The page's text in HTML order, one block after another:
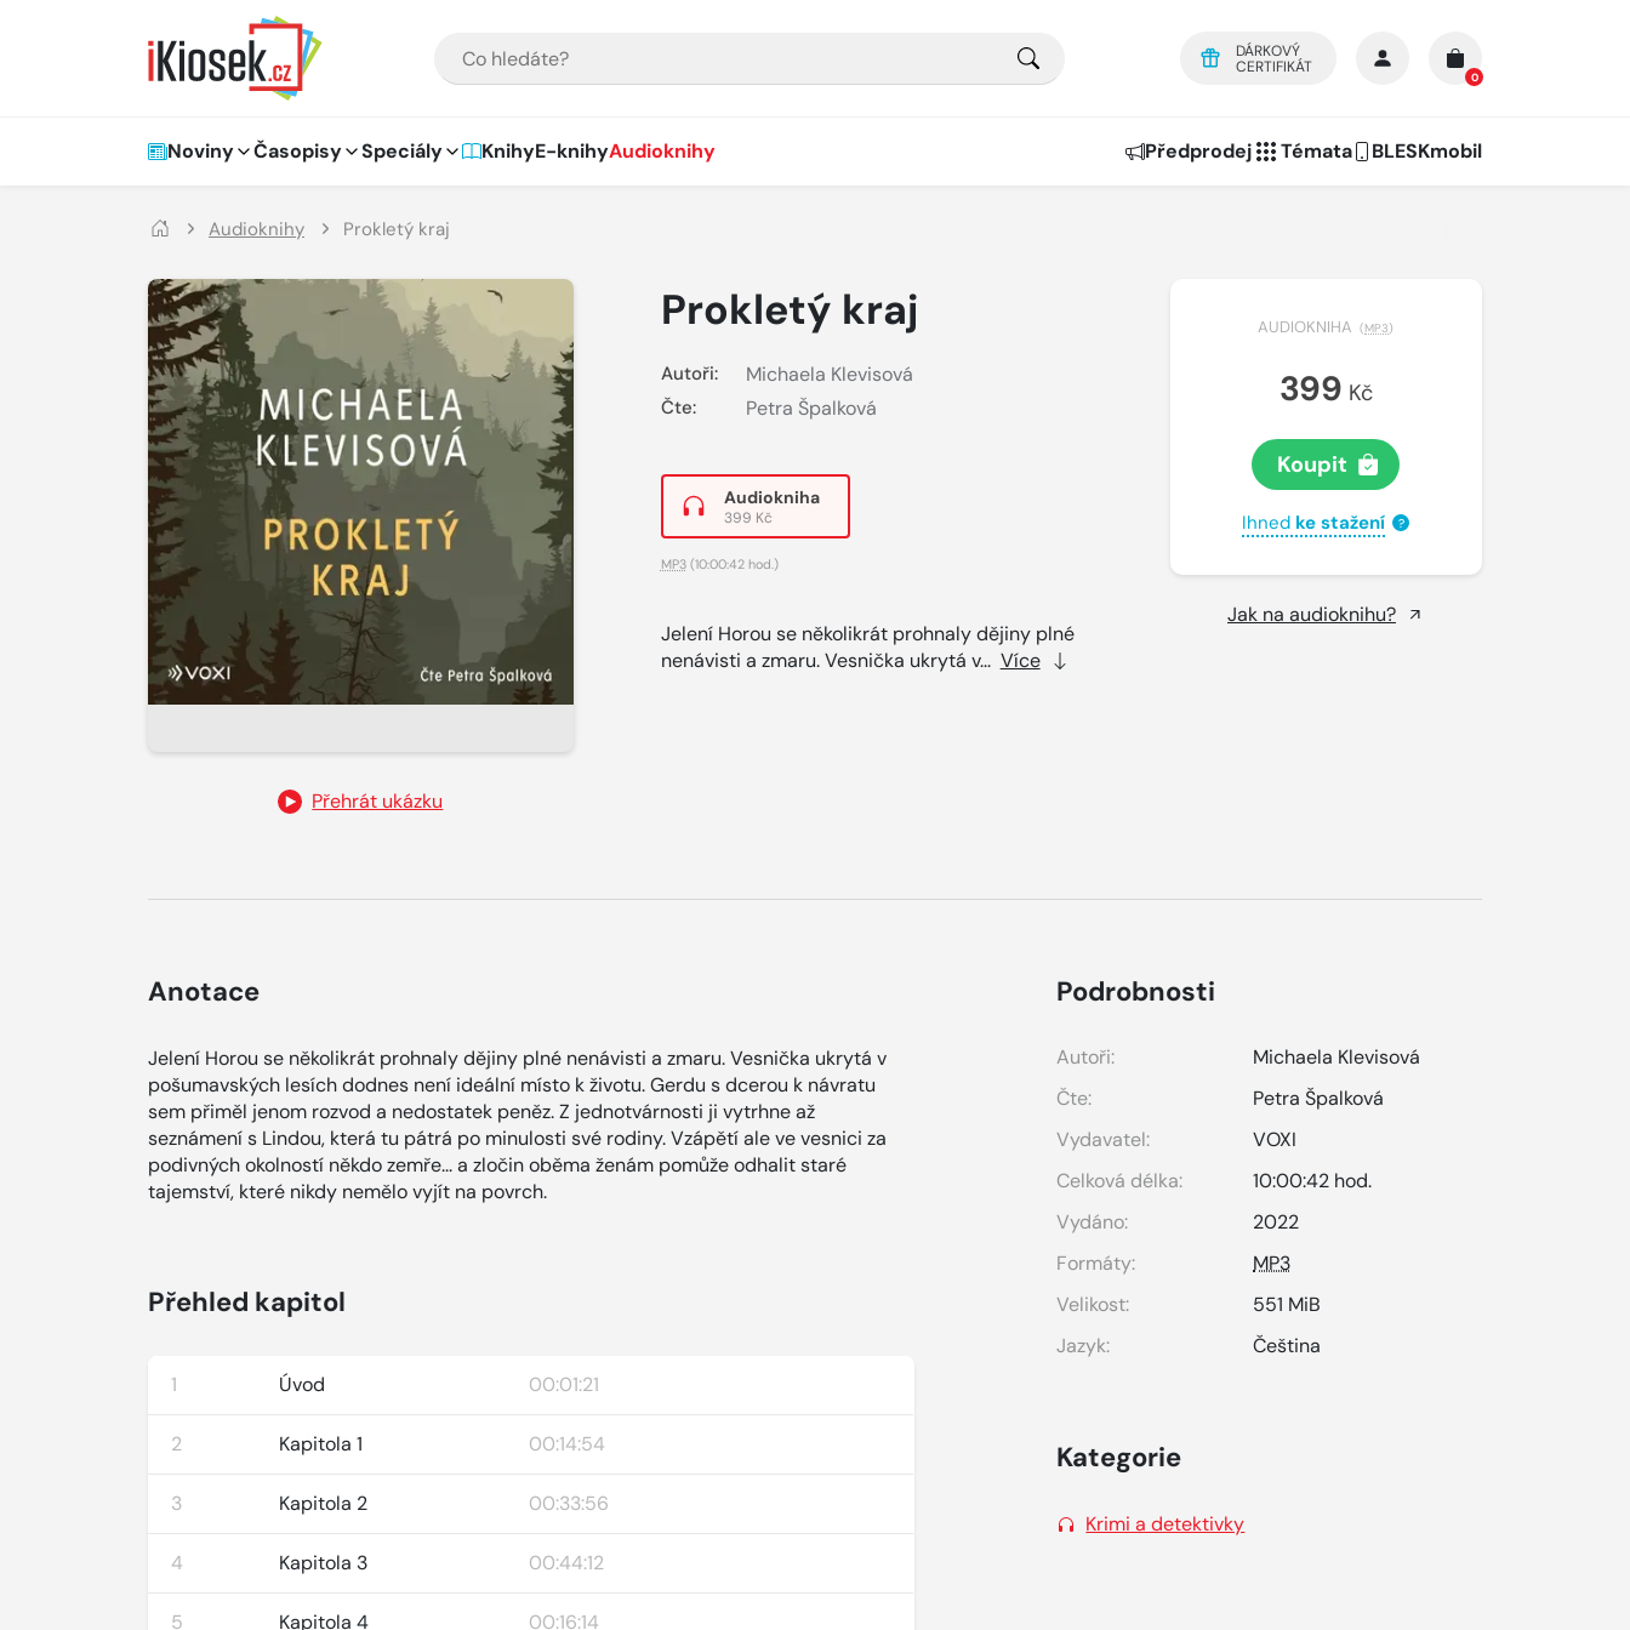
DÁRKOVÝ
CERTIFIKÁT
0
Hlavní navigace
Noviny Časopisy Speciály KnihyE-knihyAudioknihy Předprodej Témata BLESKmobil
Audioknihy Prokletý kraj
Přehrát ukázku
Prokletý kraj
Autoři: Michaela Klevisová
Čte: Petra Špalková
Audiokniha
399 Kč
MP3(10:00:42 hod.)
Jelení Horou se několikrát prohnaly dějiny plné
nenávisti a zmaru. Vesnička ukrytá v... Více
AUDIOKNIHA (MP3)
399 Kč
Koupit
Ihned ke stažení ?
Jak na audioknihu?
Anotace
Jelení Horou se několikrát prohnaly dějiny plné nenávisti a zmaru. Vesnička ukrytá v
pošumavských lesích dodnes není ideální místo k životu. Gerdu s dcerou k návratu
sem přiměl jenom rozvod a nedostatek peněz. Z jednotvárnosti ji vytrhne až
seznámení s Lindou, která tu pátrá po minulosti své rodiny. Vzápětí ale ve vesnici za
podivných okolností někdo zemře... a zločin oběma ženám pomůže odhalit staré
tajemství, které nikdy nemělo vyjít na povrch.
Přehled kapitol
1 Úvod 00:01:21
2 Kapitola 1 00:14:54
3 Kapitola 2 00:33:56
4 Kapitola 3 00:44:12
5 Kapitola 4 00:16:14
Podrobnosti
Autoři:
Michaela Klevisová
Čte:
Petra Špalková
Vydavatel:
VOXI
Celková délka:
10:00:42 hod.
Vydáno:
2022
Formáty:
MP3
Velikost:
551 MiB
Jazyk:
Čeština
Kategorie
Krimi a detektivky